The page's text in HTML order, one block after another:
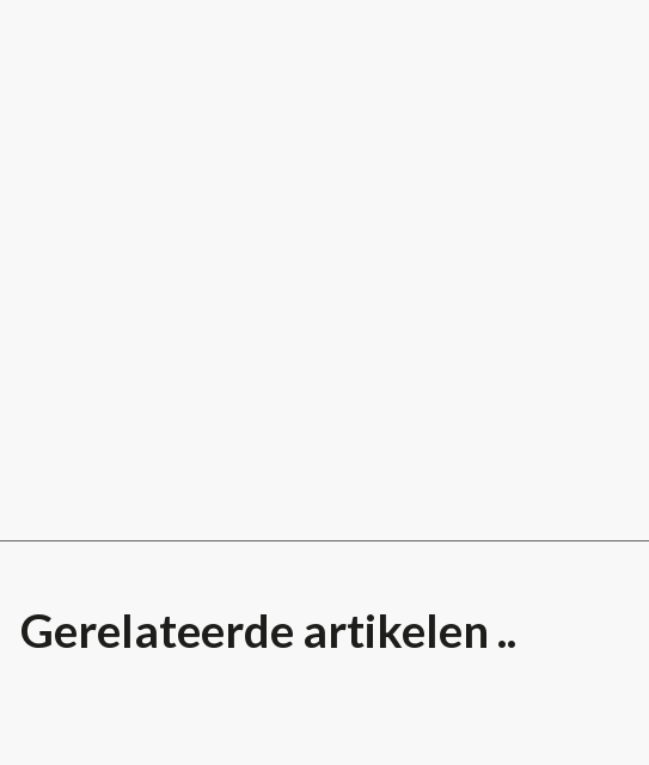
Gerelateerde artikelen ..